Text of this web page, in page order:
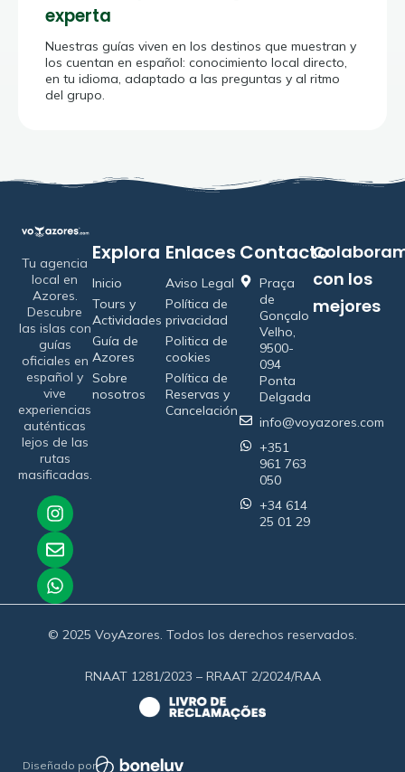
experta
Nuestras guías viven en los destinos que muestran y
los cuentan en español: conocimiento local directo,
en tu idioma, adaptado a las preguntas y al ritmo
del grupo.
Tu agencia
local en
Azores.
Descubre
las islas con
guías
oficiales en
español y
vive
experiencias
auténticas
lejos de las
rutas
masificadas.
Explora
Inicio
Tours y
Actividades
Guía de
Azores
Sobre
nosotros
Enlaces
Aviso Legal
Política de
privacidad
Politica de
cookies
Política de
Reservas y
Cancelación
Contacto
Praça
de
Gonçalo
Velho,
9500-
094
Ponta
Delgada
info@voyazores.com
+351
961 763
050
+34 614
25 01 29
con los
mejores
© 2025 VoyAzores. Todos los derechos reservados.
RNAAT 1281/2023 – RRAAT 2/2024/RAA
Diseñado por